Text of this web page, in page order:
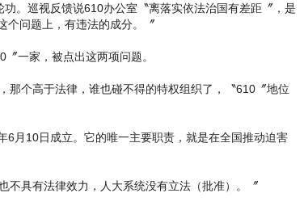
。巡视反馈说610办公室〝离落实依法治国有差距〞，是
个问题上，有违法的成分。〞
一家，被点出这两项问题。
那个高于法律，谁也碰不得的特权组织了，〝610〞地位
月10日成立。它的唯一主要职责，就是在全国推动迫害
不具有法律效力，人大系统没有立法（批准）。〞